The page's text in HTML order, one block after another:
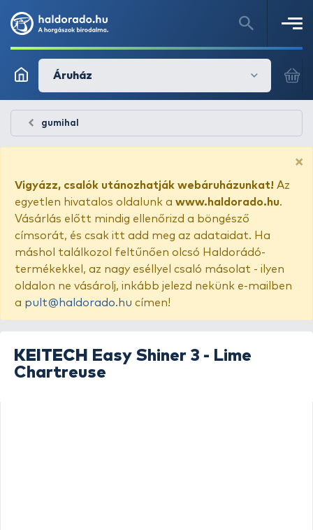
Áruház
gumihal
×
Vigyázz, csalók utánozhatják webáruházunkat! Az
egyetlen hivatalos oldalunk a www.haldorado.hu.
Vásárlás előtt mindig ellenőrizd a böngésző
címsorát, és csak itt add meg az adataidat. Ha
máshol találkozol feltűnően olcsó Haldorádó-
termékekkel, az nagy eséllyel csaló másolat - ilyen
oldalon ne vásárolj, inkább jelezd nekünk e-mailben
a pult@haldorado.hu címen!
KEITECH
Easy Shiner 3 - Lime
Chartreuse